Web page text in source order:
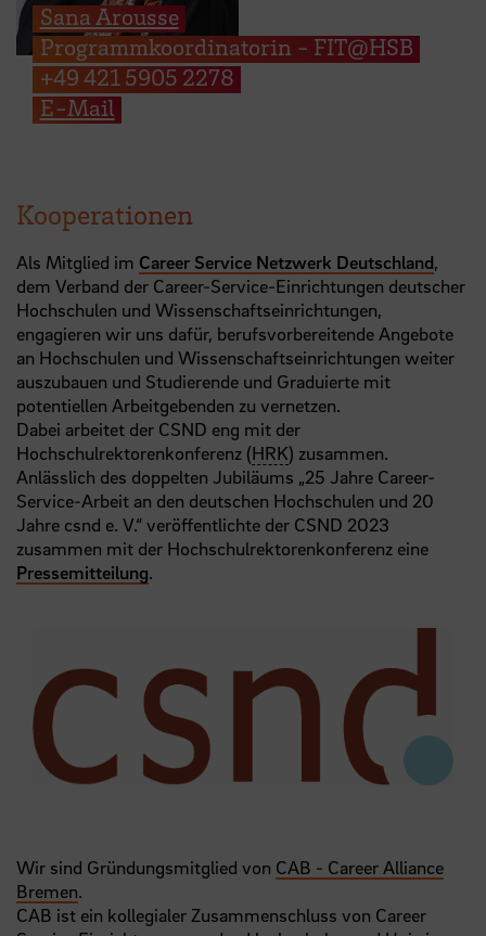
Sana Arousse
Programmkoordinatorin - FIT@HSB
+49 421 5905 2278
E-Mail
Kooperationen
Als Mitglied im Career Service Netzwerk Deutschland,
dem Verband der Career-Service-Einrichtungen deutscher
Hochschulen und Wissenschaftseinrichtungen,
engagieren wir uns dafür, berufsvorbereitende Angebote
an Hochschulen und Wissenschaftseinrichtungen weiter
auszubauen und Studierende und Graduierte mit
potentiellen Arbeitgebenden zu vernetzen.
Dabei arbeitet der CSND eng mit der
Hochschulrektorenkonferenz (HRK) zusammen.
Anlässlich des doppelten Jubiläums „25 Jahre Career-
Service-Arbeit an den deutschen Hochschulen und 20
Jahre csnd e. V.“ veröffentlichte der CSND 2023
zusammen mit der Hochschulrektorenkonferenz eine
Pressemitteilung.
Wir sind Gründungsmitglied von CAB - Career Alliance
Bremen.
CAB ist ein kollegialer Zusammenschluss von Career